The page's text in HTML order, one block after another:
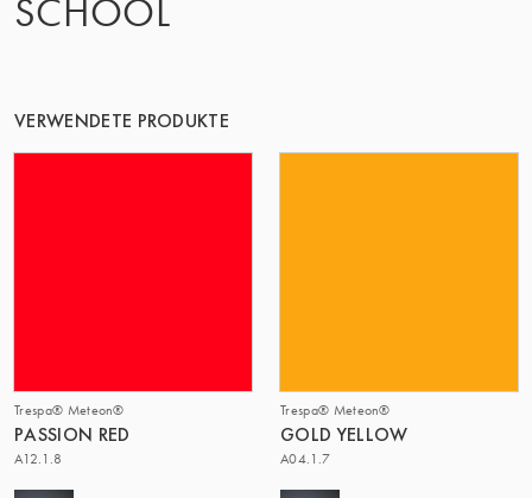
SCHOOL
VERWENDETE PRODUKTE
Trespa® Meteon®
PASSION RED
A12.1.8
Trespa® Meteon®
GOLD YELLOW
A04.1.7